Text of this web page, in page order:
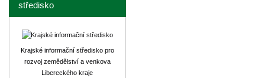
středisko
Krajské informační středisko pro
rozvoj zemědělství a venkova
Libereckého kraje